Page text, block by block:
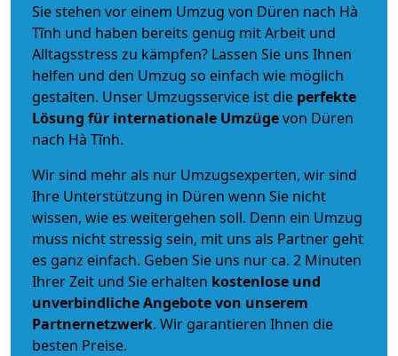
Sie stehen vor einem Umzug von Düren nach Hà
Tĩnh und haben bereits genug mit Arbeit und
Alltagsstress zu kämpfen? Lassen Sie uns Ihnen
helfen und den Umzug so einfach wie möglich
gestalten. Unser Umzugsservice ist die perfekte
Lösung für internationale Umzügevon Düren
nach Hà Tĩnh.
Wir sind mehr als nur Umzugsexperten, wir sind
Ihre Unterstützung in Düren wenn Sie nicht
wissen, wie es weitergehen soll. Denn ein Umzug
muss nicht stressig sein, mit uns als Partner geht
es ganz einfach. Geben Sie uns nur ca. 2 Minuten
Ihrer Zeit und Sie erhalten kostenlose und
unverbindlicheAngebote von unserem
Partnernetzwerk. Wir garantieren Ihnen die
besten Preise.